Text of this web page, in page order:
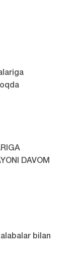
DAVOM
bilan